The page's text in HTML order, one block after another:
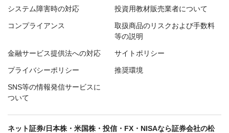
システム障害時の対応 投資用教材販売業者について
コンプライアンス
取扱商品のリスクおよび手数料
等の説明
金融サービス提供法への対応 サイトポリシー
プライバシーポリシー 推奨環境
SNS等の情報発信サービスに
ついて
ネット証券/日本株・米国株・投信・FX・NISAなら証券会社の松